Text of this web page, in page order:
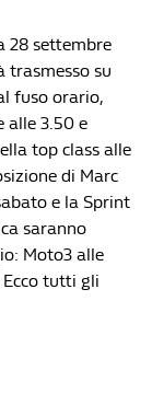
28 settembre
trasmesso su
fuso orario,
alle 3.50 e
top class alle
di Marc
e la Sprint
saranno
Moto3 alle
Ecco tutti gli